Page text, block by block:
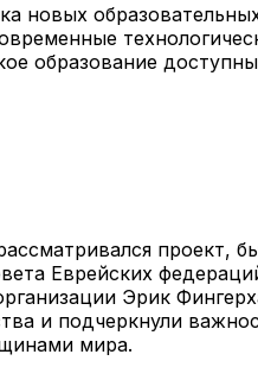
новых
образование
проект,
Еврейских
Эрик
и подчеркнули
мира.